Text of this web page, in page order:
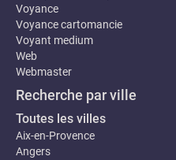
Voyance
Voyance cartomancie
Voyant medium
Web
Webmaster
Recherche par ville
Toutes les villes
Aix-en-Provence
Angers